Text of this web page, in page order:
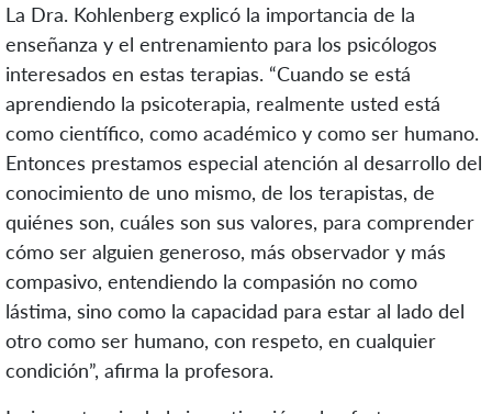
La Dra. Kohlenberg explicó la importancia de la
enseñanza y el entrenamiento para los psicólogos
interesados en estas terapias. “Cuando se está
aprendiendo la psicoterapia, realmente usted está
como científico, como académico y como ser humano.
Entonces prestamos especial atención al desarrollo del
conocimiento de uno mismo, de los terapistas, de
quiénes son, cuáles son sus valores, para comprender
cómo ser alguien generoso, más observador y más
compasivo, entendiendo la compasión no como
lástima, sino como la capacidad para estar al lado del
otro como ser humano, con respeto, en cualquier
condición”, afirma la profesora.